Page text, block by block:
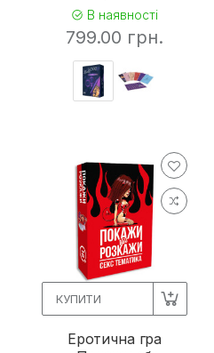
В наявності
799.00 грн.
КУПИТИ
Еротична гра